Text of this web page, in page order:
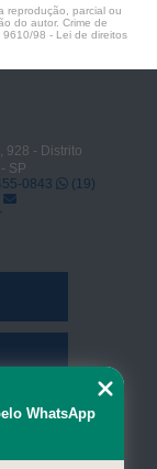
reprodução, parcial ou
do autor. Crime de
9610/98 - Lei de direitos
928 - Distrito
SP
0843
(19)
WhatsApp